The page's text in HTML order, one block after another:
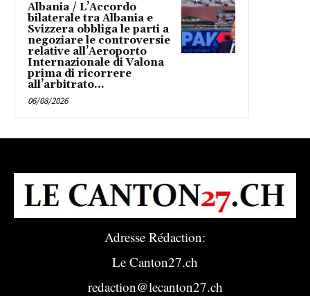
Albania / L’Accordo
bilaterale tra Albania e
Svizzera obbliga le parti a
negoziare le controversie
relative all’Aeroporto
Internazionale di Valona
prima di ricorrere
all’arbitrato...
06/08/2026
Adresse Rédaction:
Le Canton27.ch
redaction@lecanton27.ch